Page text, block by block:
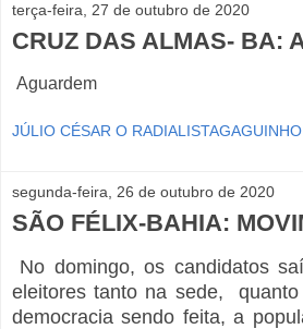
terça-feira, 27 de outubro de 2020
CRUZ DAS ALMAS- BA:
Aguardem
JÚLIO CÉSAR O RADIALISTAGAGUINHO
segunda-feira, 26 de outubro de 2020
SÃO FÉLIX-BAHIA:
No domingo, os candidatos
eleitores tanto na sede,
democracia sendo feita, a